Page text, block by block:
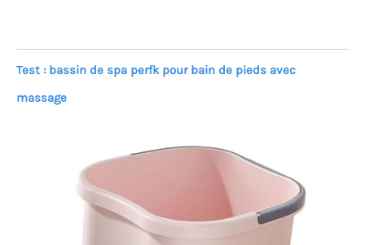
Test : bassin de spa perfk pour bain de pieds avec
massage